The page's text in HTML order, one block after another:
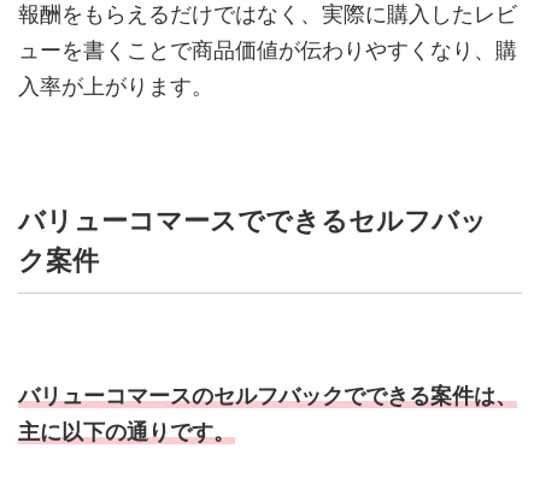
報酬をもらえるだけではなく、実際に購入したレビ
ューを書くことで商品価値が伝わりやすくなり、購
入率が上がります。
バリューコマースでできるセルフバッ
ク案件
バリューコマースのセルフバックでできる案件は、
主に以下の通りです。